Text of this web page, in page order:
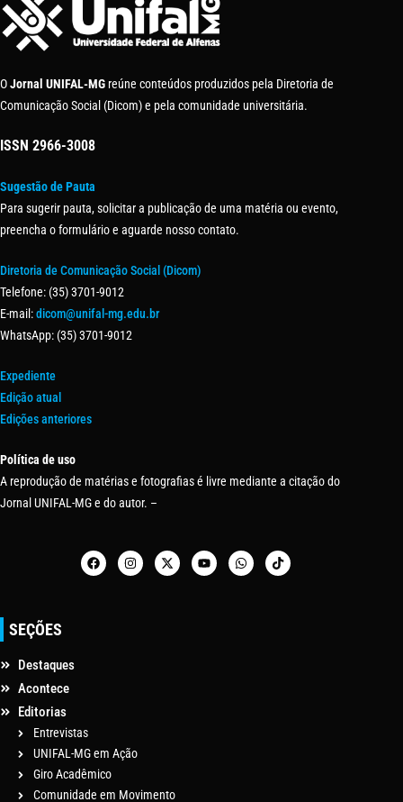
OJornal UNIFAL-MG reúne conteúdos produzidos pela Diretoria de
Comunicação Social (Dicom) e pela comunidade universitária.
ISSN 2966-3008
Sugestão de Pauta
Para sugerir pauta, solicitar a publicação de uma matéria ou evento,
preencha o formulário e aguarde nosso contato.
Diretoria de Comunicação Social (Dicom)
Telefone: (35) 3701-9012
E-mail:dicom@unifal-mg.edu.br
WhatsApp: (35) 3701-9012
Expediente
Edição atual
Edições anteriores
Política de uso
A reprodução de matérias e fotografias é livre mediante a citação do
Jornal UNIFAL-MG e do autor. –
SEÇÕES
Destaques
Acontece
Editorias
Entrevistas
UNIFAL-MG em Ação
Giro Acadêmico
Comunidade em Movimento